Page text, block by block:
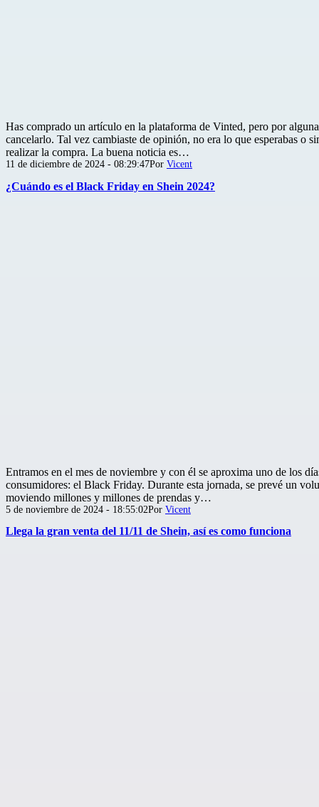
Has comprado un artículo en la plataforma de Vinted, pero por
cancelarlo. Tal vez cambiaste de opinión, no era lo que esperabas o
realizar la compra. La buena noticia es…
Publicada
11 de diciembre de 2024 - 08:29:47Por Vicent
¿Cuándo es el Black Friday en Shein 2024?
Entramos en el mes de noviembre y con él se aproxima uno de los
consumidores: el Black Friday. Durante esta jornada, se prevé un
moviendo millones y millones de prendas y…
Publicada
5 de noviembre de 2024 - 18:55:02Por Vicent
Llega la gran venta del 11/11 de Shein, así es como funciona